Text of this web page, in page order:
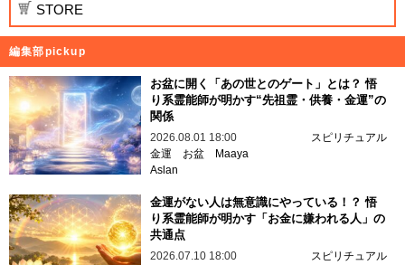
STORE
編集部pickup
お盆に開く「あの世とのゲート」とは？ 悟
り系霊能師が明かす“先祖霊・供養・金運”の
関係
2026.08.01 18:00
スピリチュアル
金運
お盆
Maaya
Aslan
金運がない人は無意識にやっている！？ 悟
り系霊能師が明かす「お金に嫌われる人」の
共通点
2026.07.10 18:00
スピリチュアル